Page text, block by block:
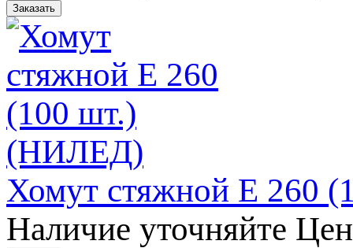
Хомут стяжной E 260
Наличие уточняйте